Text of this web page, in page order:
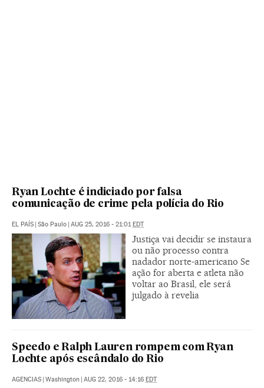
Ryan Lochte é indiciado por falsa
comunicação de crime pela polícia do Rio
EL PAÍS São Paulo AUG 25, 2016 - 21:01 EDT
Justiça vai decidir se instaura
ou não processo contra
nadador norte-americano Se
ação for aberta e atleta não
voltar ao Brasil, ele será
julgado à revelia
Speedo e Ralph Lauren rompem com Ryan
Lochte após escândalo do Rio
AGENCIAS Washington AUG 22, 2016 - 14:16 EDT